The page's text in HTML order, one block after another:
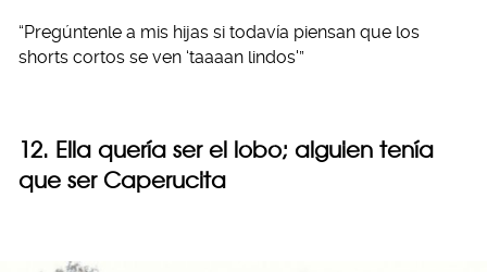
“Pregúntenle a mis hijas si todavía piensan que los
shorts cortos se ven ‘taaaan lindos'”
12. Ella quería ser el lobo; alguien tenía
que ser Caperucita